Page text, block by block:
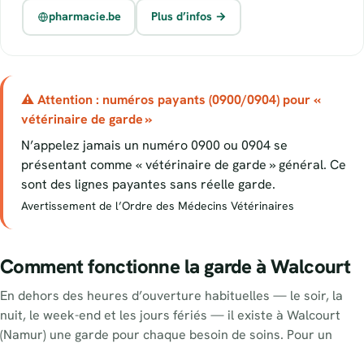
pharmacie.be Plus d’infos →
⚠ Attention : numéros payants (0900/0904) pour «
vétérinaire de garde »
N’appelez jamais un numéro 0900 ou 0904 se
présentant comme « vétérinaire de garde » général. Ce
sont des lignes payantes sans réelle garde.
Avertissement de l’Ordre des Médecins Vétérinaires
Comment fonctionne la garde à Walcourt
En dehors des heures d’ouverture habituelles — le soir, la
nuit, le week-end et les jours fériés — il existe à Walcourt
(Namur) une garde pour chaque besoin de soins. Pour un